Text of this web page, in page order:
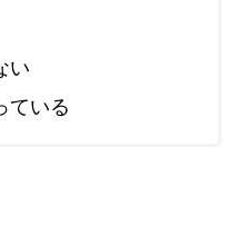
い
ている